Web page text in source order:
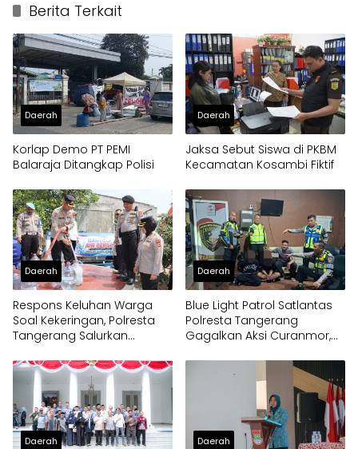
Berita Terkait
Daerah
Korlap Demo PT PEMI
Balaraja Ditangkap Polisi
Daerah
Jaksa Sebut Siswa di PKBM
Kecamatan Kosambi Fiktif
Daerah
Respons Keluhan Warga
Soal Kekeringan, Polresta
Tangerang Salurkan
Panongan
Daerah
Blue Light Patrol Satlantas
Polresta Tangerang
Gagalkan Aksi Curanmor,
Daerah Daerah